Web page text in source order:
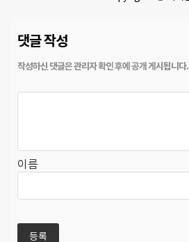
댓글 작성
이름